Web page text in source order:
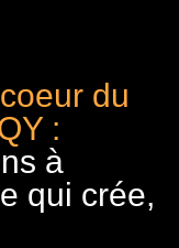
du
:
à
qui crée,